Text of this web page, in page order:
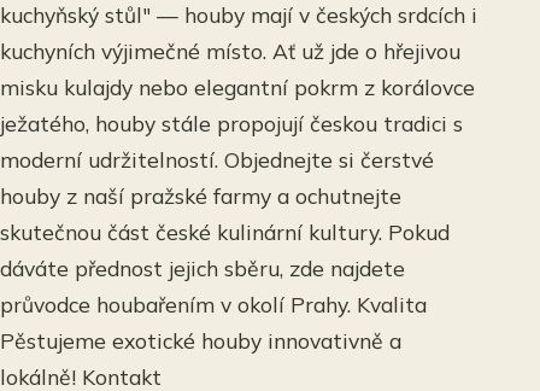
kuchyňský stůl" — houby mají v českých srdcích i
kuchyních výjimečné místo. Ať už jde o hřejivou
misku kulajdy nebo elegantní pokrm z korálovce
ježatého, houby stále propojují českou tradici s
moderní udržitelností. Objednejte si čerstvé
houby z naší pražské farmy a ochutnejte
skutečnou část české kulinární kultury. Pokud
dáváte přednost jejich sběru, zde najdete
průvodce houbařením v okolí Prahy. Kvalita
Pěstujeme exotické houby innovativně a
lokálně! Kontakt